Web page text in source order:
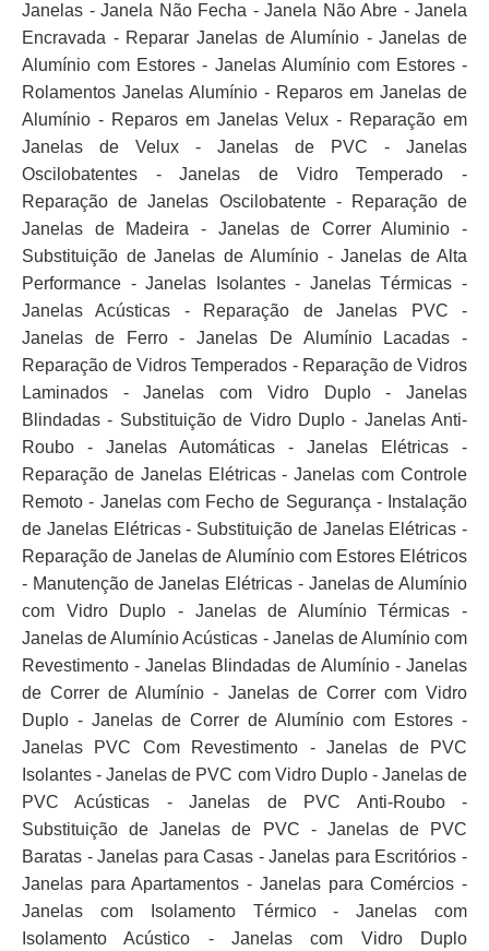
Janelas - Janela Não Fecha - Janela Não Abre - Janela
Encravada - Reparar Janelas de Alumínio - Janelas de
Alumínio com Estores - Janelas Alumínio com Estores -
Rolamentos Janelas Alumínio - Reparos em Janelas de
Alumínio - Reparos em Janelas Velux - Reparação em
Janelas de Velux - Janelas de PVC - Janelas
Oscilobatentes - Janelas de Vidro Temperado -
Reparação de Janelas Oscilobatente - Reparação de
Janelas de Madeira - Janelas de Correr Aluminio -
Substituição de Janelas de Alumínio - Janelas de Alta
Performance - Janelas Isolantes - Janelas Térmicas -
Janelas Acústicas - Reparação de Janelas PVC -
Janelas de Ferro - Janelas De Alumínio Lacadas -
Reparação de Vidros Temperados - Reparação de Vidros
Laminados - Janelas com Vidro Duplo - Janelas
Blindadas - Substituição de Vidro Duplo - Janelas Anti-
Roubo - Janelas Automáticas - Janelas Elétricas -
Reparação de Janelas Elétricas - Janelas com Controle
Remoto - Janelas com Fecho de Segurança - Instalação
de Janelas Elétricas - Substituição de Janelas Elétricas -
Reparação de Janelas de Alumínio com Estores Elétricos
- Manutenção de Janelas Elétricas - Janelas de Alumínio
com Vidro Duplo - Janelas de Alumínio Térmicas -
Janelas de Alumínio Acústicas - Janelas de Alumínio com
Revestimento - Janelas Blindadas de Alumínio - Janelas
de Correr de Alumínio - Janelas de Correr com Vidro
Duplo - Janelas de Correr de Alumínio com Estores -
Janelas PVC Com Revestimento - Janelas de PVC
Isolantes - Janelas de PVC com Vidro Duplo - Janelas de
PVC Acústicas - Janelas de PVC Anti-Roubo -
Substituição de Janelas de PVC - Janelas de PVC
Baratas - Janelas para Casas - Janelas para Escritórios -
Janelas para Apartamentos - Janelas para Comércios -
Janelas com Isolamento Térmico - Janelas com
Isolamento Acústico - Janelas com Vidro Duplo